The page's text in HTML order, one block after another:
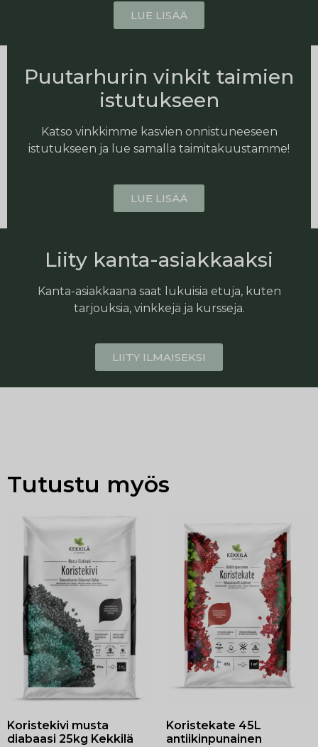
LUE LISÄÄ
Puutarhurin vinkit taimien
istutukseen
Katso vinkkimme kasvien onnistuneeseen
istutukseen ja lue samalla taimitakuustamme!
LUE LISÄÄ
Liity kanta-asiakkaaksi
Kanta-asiakkaana saat lukuisia etuja, kuten
tarjouksia, vinkkejä ja kursseja.
LIITY ILMAISEKSI
Tutustu myös
Koristekivi musta
diabaasi 25kg Kekkilä
Koristekate 45L
antiikinpunainen